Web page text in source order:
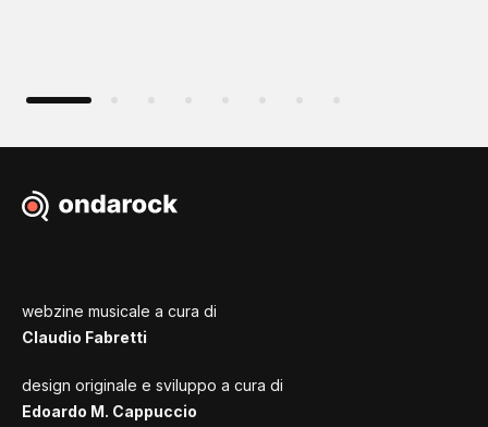
webzine musicale a cura di
Claudio Fabretti
design originale e sviluppo a cura di
Edoardo M. Cappuccio